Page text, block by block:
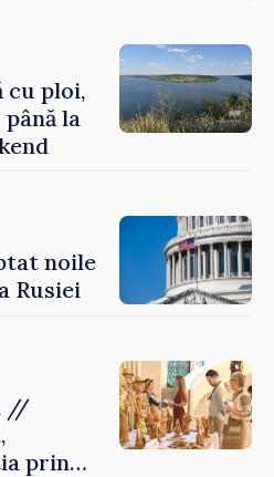
cu ploi,
la
noile
Rusiei
//
prin